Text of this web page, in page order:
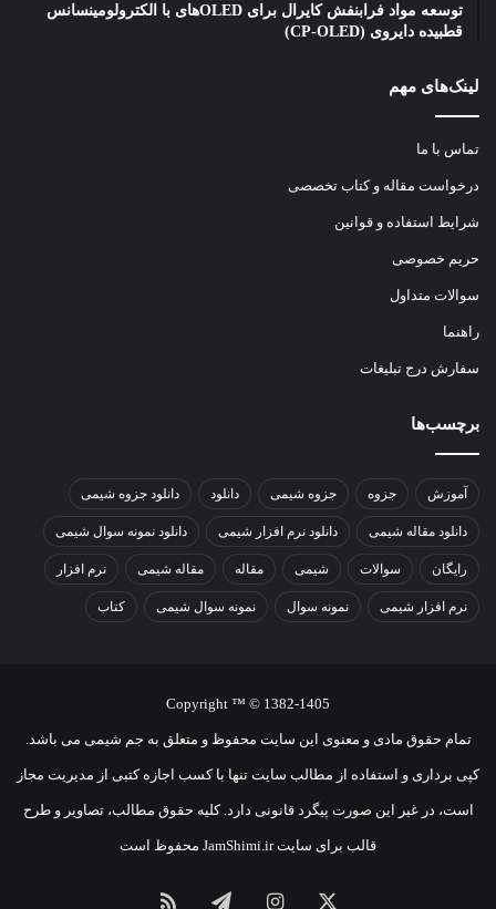
توسعه مواد فرابنفش کایرال برای OLEDهای با الکترولومینسانس
قطبیده دایروی (CP-OLED)
لینک‌های مهم
تماس با ما
درخواست مقاله و کتاب تخصصی
شرایط استفاده و قوانین
حریم خصوصی
سوالات متداول
راهنما
سفارش درج تبلیغات
برچسب‌ها
آموزش جزوه جزوه شیمی دانلود دانلود جزوه شیمی
دانلود مقاله شیمی دانلود نرم افزار شیمی دانلود نمونه سوال شیمی
رایگان سوالات شیمی مقاله مقاله شیمی نرم افزار
نرم افزار شیمی نمونه سوال نمونه سوال شیمی کتاب
Copyright ™ © 1382-1405
تمام حقوق مادی و معنوی اين سايت محفوظ و متعلق به جم شیمی می باشد.
کپی برداری و استفاده از مطالب سایت تنها با کسب اجازه کتبی از مدیریت مجاز
است، در غیر این صورت پیگرد قانونی دارد. کلیه حقوق مطالب، تصاویر و طرح
قالب برای سایت JamShimi.ir محفوظ است
اینستاگرامتلگرامخوراک